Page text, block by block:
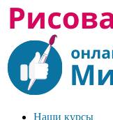
Наши курсы